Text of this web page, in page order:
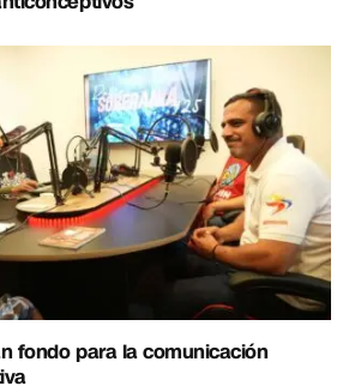
fondo para la comunicación